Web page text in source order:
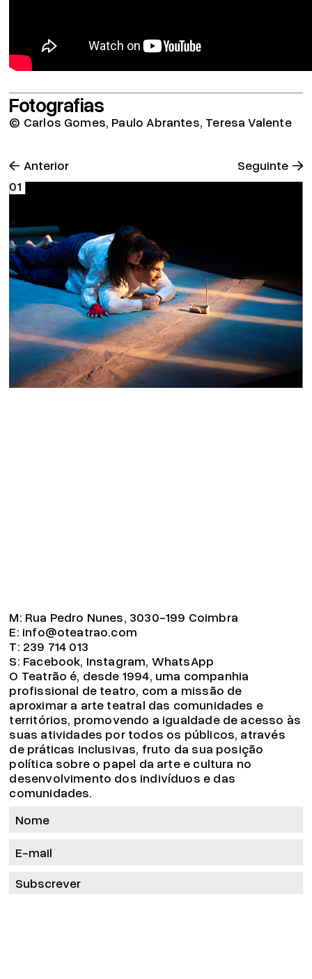
Fotografias
© Carlos Gomes, Paulo Abrantes, Teresa Valente
Anterior Seguinte
M: Rua Pedro Nunes, 3030-199 Coimbra
E: info@oteatrao.com
T: 239 714 013
S: Facebook, Instagram, WhatsApp
O Teatrão é, desde 1994, uma companhia
profissional de teatro, com a missão de
aproximar a arte teatral das comunidades e
territórios, promovendo a igualdade de acesso às
suas atividades por todos os públicos, através
de práticas inclusivas, fruto da sua posição
política sobre o papel da arte e cultura no
desenvolvimento dos indivíduos e das
comunidades.
Subscrever